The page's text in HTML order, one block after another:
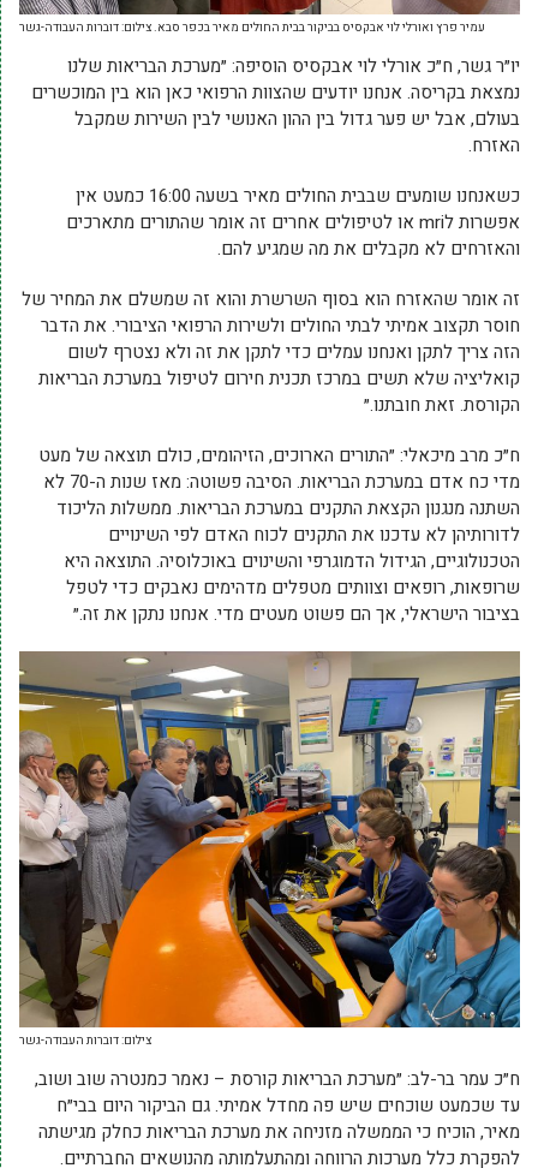
עמיר פרץ ואורלי לוי אבקסיס בביקור בבית החולים מאיר בכפר סבא. צילום: דוברות העבודה-גשר
יו״ר גשר, ח״כ אורלי לוי אבקסיס הוסיפה: ״מערכת הבריאות שלנו
נמצאת בקריסה. אנחנו יודעים שהצוות הרפואי כאן הוא בין המוכשרים
בעולם, אבל יש פער גדול בין ההון האנושי לבין השירות שמקבל
האזרח.
כשאנחנו שומעים שבבית החולים מאיר בשעה 16:00 כמעט אין
אפשרות לmri או לטיפולים אחרים זה אומר שהתורים מתארכים
והאזרחים לא מקבלים את מה שמגיע להם.
זה אומר שהאזרח הוא בסוף השרשרת והוא זה שמשלם את המחיר של
חוסר תקצוב אמיתי לבתי החולים ולשירות הרפואי הציבורי. את הדבר
הזה צריך לתקן ואנחנו עמלים כדי לתקן את זה ולא נצטרף לשום
קואליציה שלא תשים במרכז תכנית חירום לטיפול במערכת הבריאות
הקורסת. זאת חובתנו.״
ח״כ מרב מיכאלי: ״התורים הארוכים, הזיהומים, כולם תוצאה של מעט
מדי כח אדם במערכת הבריאות. הסיבה פשוטה: מאז שנות ה-70 לא
השתנה מנגנון הקצאת התקנים במערכת הבריאות. ממשלות הליכוד
לדורותיהן לא עדכנו את התקנים לכוח האדם לפי השינויים
הטכנולוגיים, הגידול הדמוגרפי והשינוים באוכלוסיה. התוצאה היא
שרופאות, רופאים וצוותים מטפלים מדהימים נאבקים כדי לטפל
בציבור הישראלי, אך הם פשוט מעטים מדי. אנחנו נתקן את זה.״
צילום: דוברות העבודה-גשר
ח״כ עמר בר-לב: ״מערכת הבריאות קורסת – נאמר כמנטרה שוב ושוב,
עד שכמעט שוכחים שיש פה מחדל אמיתי. גם הביקור היום בבי״ח
מאיר, הוכיח כי הממשלה מזניחה את מערכת הבריאות כחלק מגישתה
להפקרת כלל מערכות הרווחה ומהתעלמותה מהנושאים החברתיים.